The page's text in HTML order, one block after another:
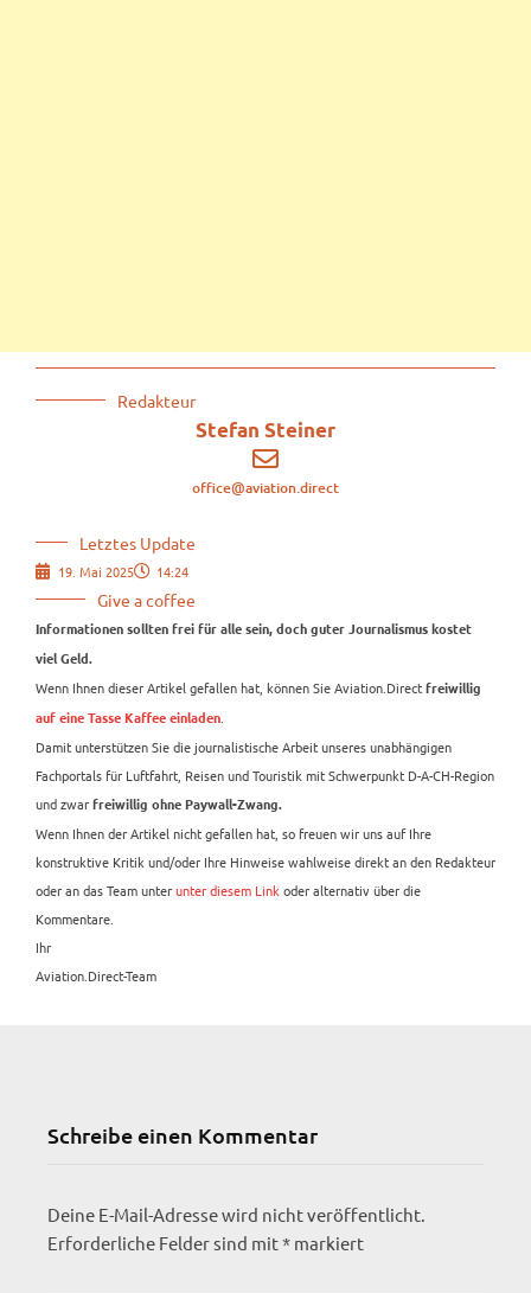
Redakteur
Stefan Steiner
office@aviation.direct
Letztes Update
19. Mai 2025 14:24
Give a coffee
Informationen sollten frei für alle sein, doch guter Journalismus kostet
viel Geld.
Wenn Ihnen dieser Artikel gefallen hat, können Sie Aviation.Direct freiwillig
auf eine Tasse Kaffee einladen
Damit unterstützen Sie die journalistische Arbeit unseres unabhängigen
Fachportals für Luftfahrt, Reisen und Touristik mit Schwerpunkt D-A-CH-Region
und zwar freiwillig ohne Paywall-Zwang.
Wenn Ihnen der Artikel nicht gefallen hat, so freuen wir uns auf Ihre
konstruktive Kritik und/oder Ihre Hinweise wahlweise direkt an den Redakteur
oder an das Team unterunter diesem Link oder alternativ über die
Kommentare.
Ihr
Aviation.Direct-Team
Schreibe einen Kommentar
Deine E-Mail-Adresse wird nicht veröffentlicht.
Erforderliche Felder sind mit* markiert